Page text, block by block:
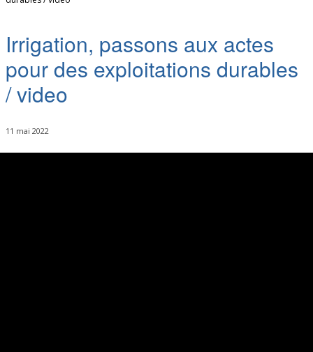
Irrigation, passons aux actes
pour des exploitations durables
/ video
11 mai 2022